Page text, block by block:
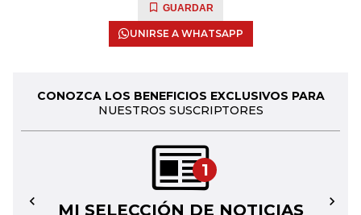
GUARDAR
UNIRSE A WHATSAPP
CONOZCA LOS BENEFICIOS EXCLUSIVOS PARA
NUESTROS SUSCRIPTORES
1
MI SELECCIÓN DE NOTICIAS
← →